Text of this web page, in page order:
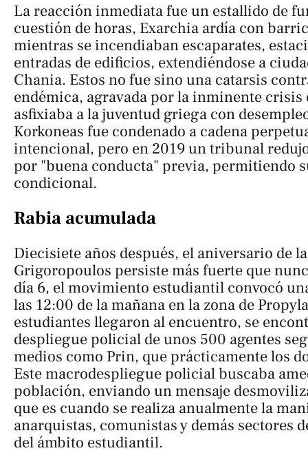
La reacción inmediata fue un estallido de
cuestión de horas, Exarchia ardía con
mientras se incendiaban escaparates,
entradas de edificios, extendiéndose a
Chania. Estos no fue sino una catarsis
endémica, agravada por la inminente crisis
asfixiaba a la juventud griega con
Korkoneas fue condenado a cadena
intencional, pero en 2019 un tribunal
por "buena conducta" previa, permitiendo
condicional.
Rabia acumulada
Diecisiete años después, el aniversario de
Grigoropoulos persiste más fuerte que
día 6, el movimiento estudiantil convocó
las 12:00 de la mañana en la zona de
estudiantes llegaron al encuentro, se
despliegue policial de unos 500 agentes
medios como Prin, que prácticamente los
Este macrodespliegue policial buscaba
población, enviando un mensaje
que es cuando se realiza anualmente la
anarquistas, comunistas y demás sectores
del ámbito estudiantil.